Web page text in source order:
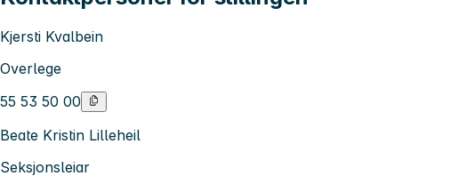
Kjersti Kvalbein
Overlege
55 53 50 00
Beate Kristin Lilleheil
Seksjonsleiar